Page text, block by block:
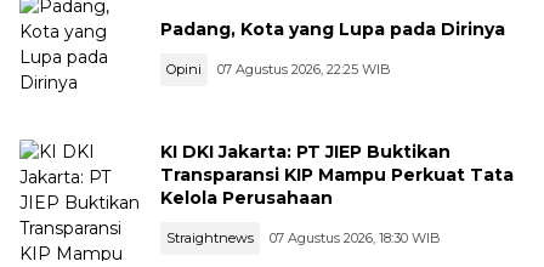
Padang, Kota yang Lupa pada Dirinya
Opini 07 Agustus 2026, 22:25 WIB
KI DKI Jakarta: PT JIEP Buktikan
Transparansi KIP Mampu Perkuat Tata
Kelola Perusahaan
Straightnews 07 Agustus 2026, 18:30 WIB